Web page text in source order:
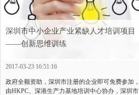
深圳市中小企业产业紧缺人才培训项目
——创新思维训练
2017-03-23 16:51:16
政府全额资助，深圳市注册的企业即可免费参加，
由HKPC、深港生产力基地培训中心协办，深圳市